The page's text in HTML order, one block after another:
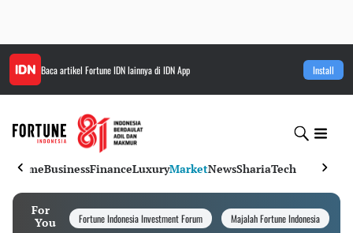
Baca artikel Fortune IDNlainnya di IDN App Install
HomeBusinessFinanceLuxuryMarketNewsShariaTech
For
You
Fortune Indonesia Investment Forum Majalah Fortune Indonesia